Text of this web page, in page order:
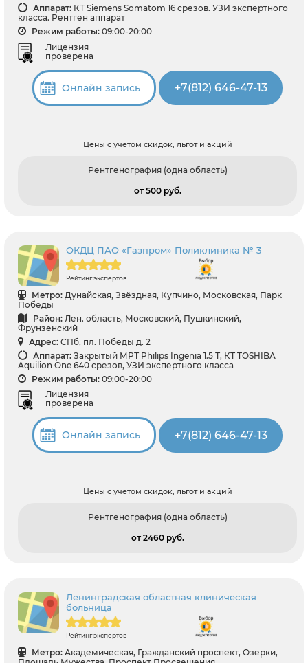
Аппарат: КТ Siemens Somatom 16 срезов. УЗИ экспертного
класса. Рентген аппарат
Режим работы: 09:00-20:00
Лицензия
проверена
Онлайн запись +7(812) 646-47-13
Цены с учетом скидок, льгот и акций
Рентгенография (одна область)
от 500 pуб.
ОКДЦ ПАО «Газпром» Поликлиника № 3
Рейтинг экспертов
Метро: Дунайская, Звёздная, Купчино, Московская, Парк
Победы
Район: Лен. область, Московский, Пушкинский,
Фрунзенский
Адрес: СПб, пл. Победы д. 2
Аппарат: Закрытый МРТ Philips Ingenia 1.5 Т, КТ TOSHIBA
Aquilion One 640 срезов, УЗИ экспертного класса
Режим работы: 09:00-20:00
Лицензия
проверена
Онлайн запись +7(812) 646-47-13
Цены с учетом скидок, льгот и акций
Рентгенография (одна область)
от 2460 pуб.
Ленинградская областная клиническая
больница
Рейтинг экспертов
Метро: Академическая, Гражданский проспект, Озерки,